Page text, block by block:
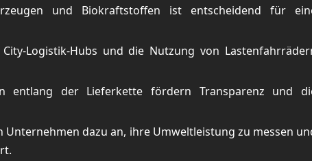
und Biokraftstoffen ist entscheidend für
Logistik-Hubs und die Nutzung von
entlang der Lieferkette fördern Transparenz und
dazu an, ihre Umweltleistung zu messen